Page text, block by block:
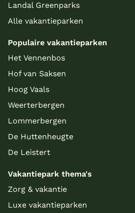
Landal Greenparks
Alle vakantieparken
Populaire vakantieparken
Het Vennenbos
Hof van Saksen
Hoog Vaals
Weerterbergen
Lommerbergen
De Huttenheugte
De Leistert
Vakantiepark thema's
Zorg & vakantie
Luxe vakantieparken